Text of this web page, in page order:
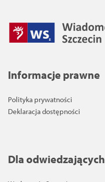
Informacje prawne
Polityka prywatności
Deklaracja dostępności
Dla odwiedzających